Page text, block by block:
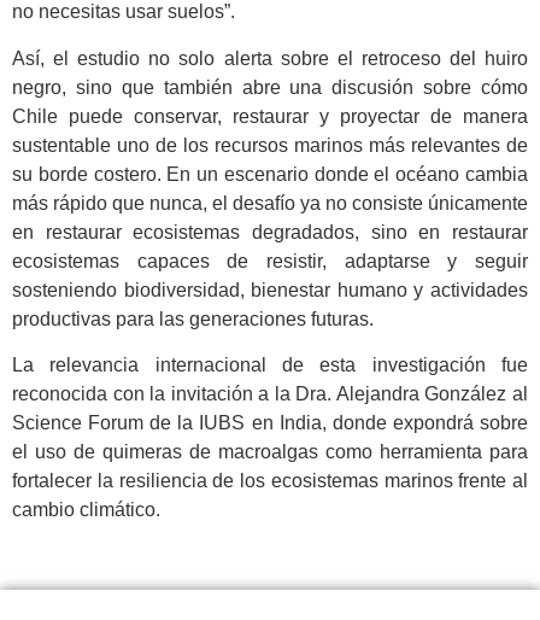
no necesitas usar suelos”.
Así, el estudio no solo alerta sobre el retroceso del huiro
negro, sino que también abre una discusión sobre cómo
Chile puede conservar, restaurar y proyectar de manera
sustentable uno de los recursos marinos más relevantes de
su borde costero. En un escenario donde el océano cambia
más rápido que nunca, el desafío ya no consiste únicamente
en restaurar ecosistemas degradados, sino en restaurar
ecosistemas capaces de resistir, adaptarse y seguir
sosteniendo biodiversidad, bienestar humano y actividades
productivas para las generaciones futuras.
La relevancia internacional de esta investigación fue
reconocida con la invitación a la Dra. Alejandra González al
Science Forum de la IUBS en India, donde expondrá sobre
el uso de quimeras de macroalgas como herramienta para
fortalecer la resiliencia de los ecosistemas marinos frente al
cambio climático.